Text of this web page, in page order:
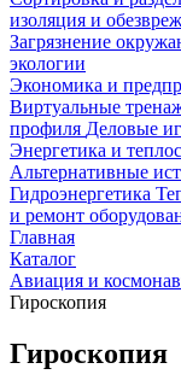
изоляция и
Загрязнение
экологии
Экономика и
Виртуальные
профиля Деловые
Энергетика и
Альтернативные
Гидроэнергетика
и ремонт
Главная
Каталог
Авиация и
Гироскопия
Гироскопия